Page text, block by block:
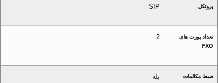
پروتکل SIP
تعداد پورت های
FXO
2
ضبط مکالمات بله